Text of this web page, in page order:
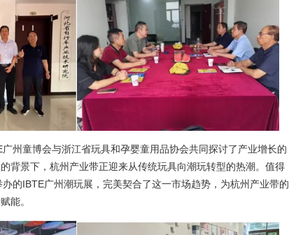
州童博会与浙江省玩具和孕婴童用品协会共同探讨了产业增长的
背景下，杭州产业带正迎来从传统玩具向潮玩转型的热潮。值得
的IBTE广州潮玩展，完美契合了这一市场趋势，为杭州产业带的
能。